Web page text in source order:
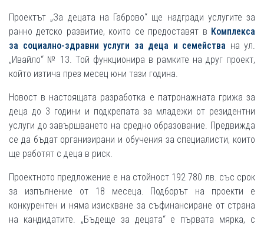
Проектът „За децата на Габрово“ ще надгради услугите за
ранно детско развитие, които се предоставят в Комплекса
за социално-здравни услуги за деца и семейства на ул.
„Ивайло“ № 13. Той функционира в рамките на друг проект,
който изтича през месец юни тази година.
Новост в настоящата разработка е патронажната грижа за
деца до 3 години и подкрепата за младежи от резидентни
услуги до завършването на средно образование. Предвижда
се да бъдат организирани и обучения за специалисти, които
ще работят с деца в риск.
Проектното предложение е на стойност 192 780 лв. със срок
за изпълнение от 18 месеца. Подборът на проекти е
конкурентен и няма изискване за съфинансиране от страна
на кандидатите. „Бъдеще за децата“ е първата мярка, с